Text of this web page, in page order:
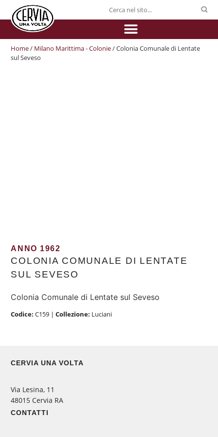
Home/ Milano Marittima - Colonie/ Colonia Comunale di Lentate
sul Seveso
ANNO 1962
COLONIA COMUNALE DI LENTATE
SUL SEVESO
Colonia Comunale di Lentate sul Seveso
Codice:C159 |Collezione: Luciani
CERVIA UNA VOLTA
Via Lesina, 11
48015 Cervia RA
CONTATTI